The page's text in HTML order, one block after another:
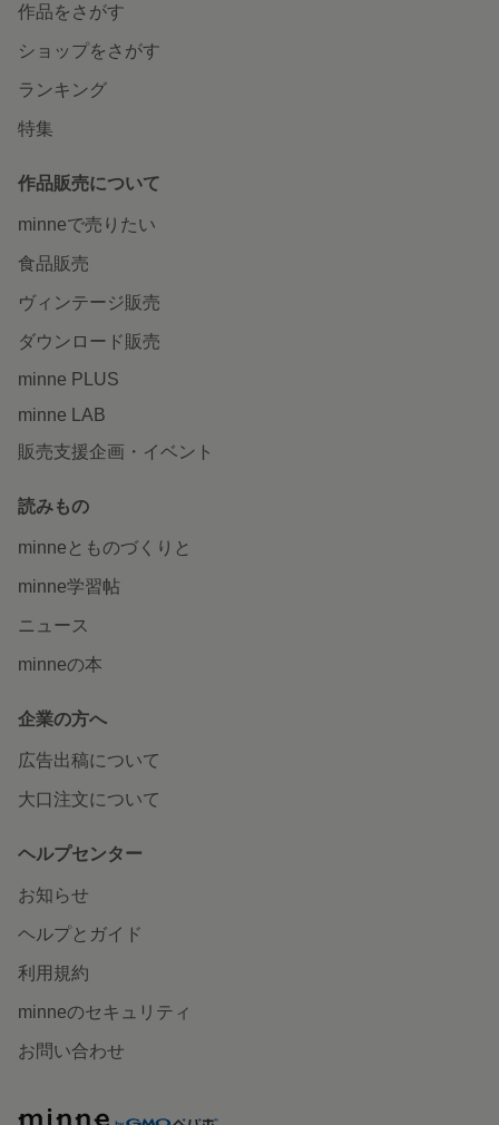
作品をさがす
ショップをさがす
ランキング
特集
作品販売について
minneで売りたい
食品販売
ヴィンテージ販売
ダウンロード販売
minne PLUS
minne LAB
販売支援企画・イベント
読みもの
minneとものづくりと
minne学習帖
ニュース
minneの本
企業の方へ
広告出稿について
大口注文について
ヘルプセンター
お知らせ
ヘルプとガイド
利用規約
minneのセキュリティ
お問い合わせ